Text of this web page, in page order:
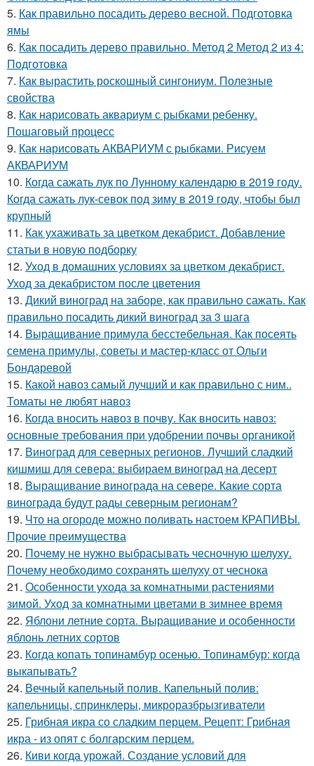
5. Как правильно посадить дерево весной. Подготовка
ямы
6. Как посадить дерево правильно. Метод 2 Метод 2 из 4:
Подготовка
7. Как вырастить роскошный сингониум. Полезные
свойства
8. Как нарисовать аквариум с рыбками ребенку.
Пошаговый процесс
9. Как нарисовать АКВАРИУМ с рыбками. Рисуем
АКВАРИУМ
10. Когда сажать лук по Лунному календарю в 2019 году.
Когда сажать лук-севок под зиму в 2019 году, чтобы был
крупный
11. Как ухаживать за цветком декабрист. Добавление
статьи в новую подборку
12. Уход в домашних условиях за цветком декабрист.
Уход за декабристом после цветения
13. Дикий виноград на заборе, как правильно сажать. Как
правильно посадить дикий виноград за 3 шага
14. Выращивание примула бесстебельная. Как посеять
семена примулы, советы и мастер-класс от Ольги
Бондаревой
15. Какой навоз самый лучший и как правильно с ним..
Томаты не любят навоз
16. Когда вносить навоз в почву. Как вносить навоз:
основные требования при удобрении почвы органикой
17. Виноград для северных регионов. Лучший сладкий
кишмиш для севера: выбираем виноград на десерт
18. Выращивание винограда на севере. Какие сорта
винограда будут рады северным регионам?
19. Что на огороде можно поливать настоем КРАПИВЫ.
Прочие преимущества
20. Почему не нужно выбрасывать чесночную шелуху.
Почему необходимо сохранять шелуху от чеснока
21. Особенности ухода за комнатными растениями
зимой. Уход за комнатными цветами в зимнее время
22. Яблони летние сорта. Выращивание и особенности
яблонь летних сортов
23. Когда копать топинамбур осенью. Топинамбур: когда
выкапывать?
24. Вечный капельный полив. Капельный полив:
капельницы, спринклеры, микроразбрызгиватели
25. Грибная икра со сладким перцем. Рецепт: Грибная
икра - из опят с болгарским перцем.
26. Киви когда урожай. Создание условий для